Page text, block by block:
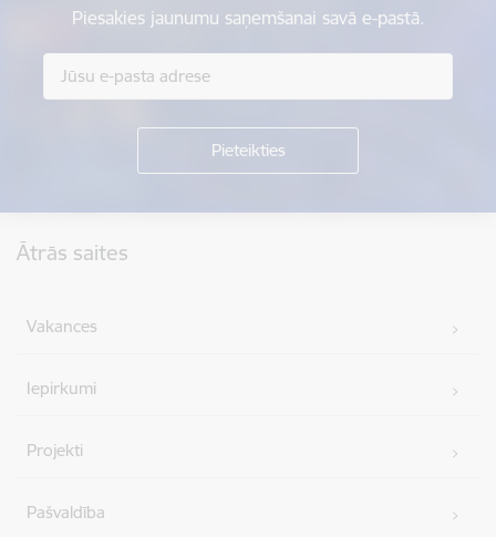
Piesakies jaunumu saņemšanai savā e-pastā.
Ātrās saites
Vakances
Iepirkumi
Projekti
Pašvaldība